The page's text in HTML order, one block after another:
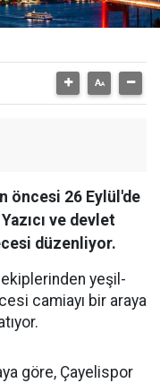
öncesi 26 Eylül'de
ve devlet
düzenliyor.
yeşil-
camiayı bir araya
göre, Çayelispor